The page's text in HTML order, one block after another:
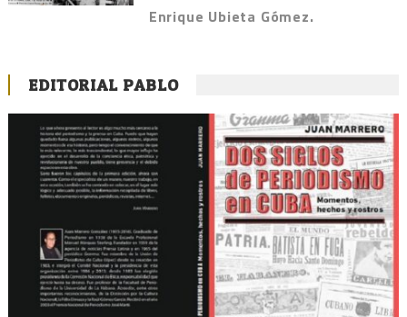
Enrique Ubieta Gómez.
EDITORIAL PABLO